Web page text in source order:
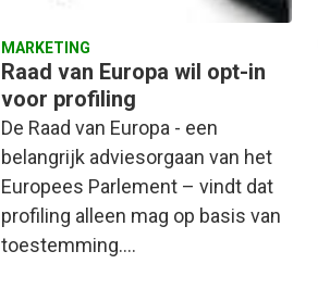
MARKETING
Raad van Europa wil opt-in
voor profiling
De Raad van Europa - een
belangrijk adviesorgaan van het
Europees Parlement – vindt dat
profiling alleen mag op basis van
toestemming.…